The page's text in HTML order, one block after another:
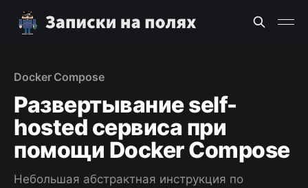
Docker Compose
Развертывание self-
hosted сервиса при
помощи Docker Compose
Небольшая абстрактная инструкция по